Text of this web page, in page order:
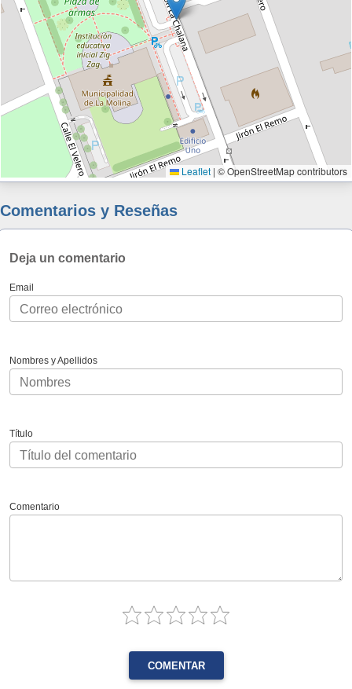
Leaflet | © OpenStreetMap contributors
Comentarios y Reseñas
Deja un comentario
Email
Nombres y Apellidos
Título
Comentario
COMENTAR